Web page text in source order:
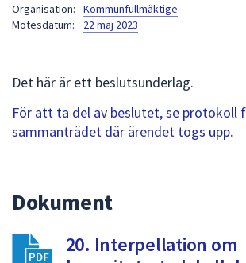
att
Organisation:
Kommunfullmäktige
Mötesdatum:
22 maj 2023
Det här är ett beslutsunderlag.
För att ta del av beslutet, se protokoll
sammanträdet där ärendet togs upp.
Dokument
20. Interpellation om